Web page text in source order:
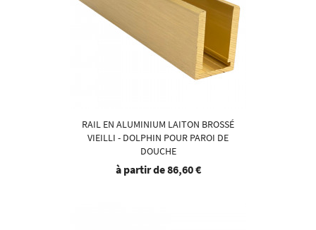
RAIL EN ALUMINIUM LAITON BROSSÉ
VIEILLI - DOLPHIN POUR PAROI DE
DOUCHE
à partir de86,60 €